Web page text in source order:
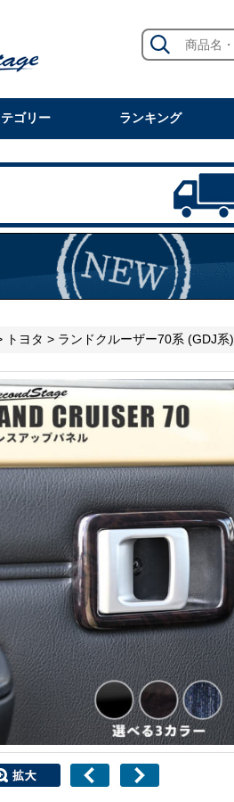
ゴリー ランキング
トヨタ > ランドクルーザー70系 (GDJ系)